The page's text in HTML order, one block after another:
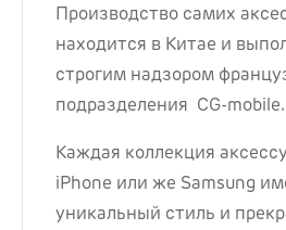
Производство самих
находится в Китае и
строгим надзором
подразделения CG-mobile.
Каждая коллекция
iPhone или же Samsung
уникальный стиль и